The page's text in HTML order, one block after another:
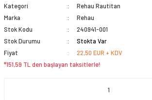
Kategori
Rehau Rautitan
Marka
Rehau
Stok Kodu
240941-001
Stok Durumu
Stokta Var
Fiyat
22,50 EUR + KDV
*151,59 TL den başlayan taksitlerle!